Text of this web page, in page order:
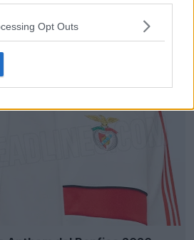
Opt Outs
giacca dell'inno della Spagna
Vibrazioni dei Mondiali del